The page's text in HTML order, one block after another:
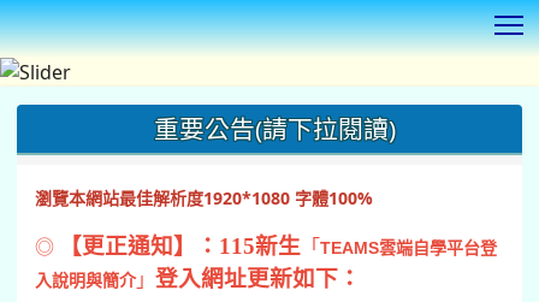
重要公告(請下拉閱讀)
瀏覽本網站最佳解析度1920*1080 字體100%
◎ 【更正通知】：115新生 「 TEAMS雲端自學平台登
入說明與簡介」 登入網址更新如下：